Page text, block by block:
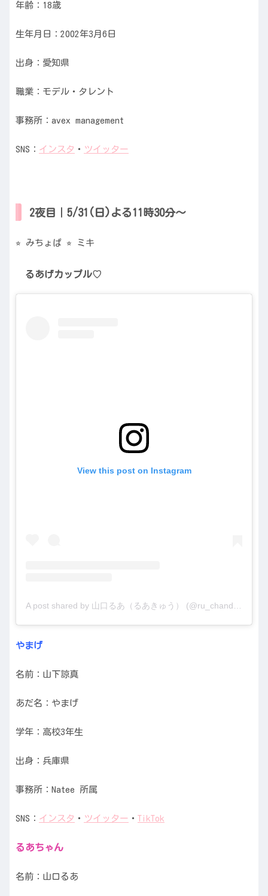
年齢：18歳
生年月日：2002年3月6日
出身：愛知県
職業：モデル・タレント
事務所：avex management
SNS： インスタ ・ ツイッター
2夜目｜5/31(日)よる11時30分〜
⭐︎ みちょぱ ⭐︎ ミキ
るあげカップル♡
View this post on Instagram
やまげ
名前：山下諒真
あだ名：やまげ
学年：高校3年生
出身：兵庫県
事務所：Natee 所属
SNS： インスタ ・ ツイッター ・ TikTok
るあちゃん
名前：山口るあ